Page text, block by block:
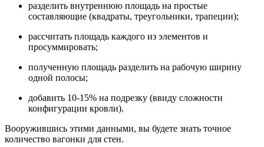
разделить внутреннюю площадь на простые
составляющие (квадраты, треугольники, трапеции);
рассчитать площадь каждого из элементов и
просуммировать;
полученную площадь разделить на рабочую ширину
одной полосы;
добавить 10-15% на подрезку (ввиду сложности
конфигурации кровли).
Вооружившись этими данными, вы будете знать точное
количество вагонки для стен.